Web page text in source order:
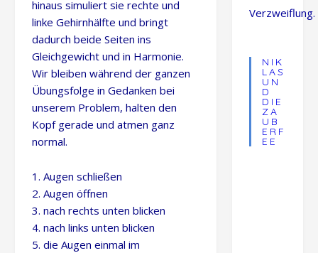
hinaus simuliert sie rechte und
linke Gehirnhälfte und bringt
dadurch beide Seiten ins
Gleichgewicht und in Harmonie.
Wir bleiben während der ganzen
Übungsfolge in Gedanken bei
unserem Problem, halten den
Kopf gerade und atmen ganz
normal.
1. Augen schließen
2. Augen öffnen
3. nach rechts unten blicken
4. nach links unten blicken
5. die Augen einmal im
Verzweiflung.
NIK
LAS
UN
D
DIE
ZA
UB
ERF
EE